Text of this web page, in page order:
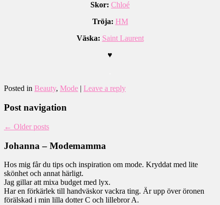
Skor: Chloé
Tröja: HM
Väska: Saint Laurent
♥
Posted in Beauty, Mode | Leave a reply
Post navigation
← Older posts
Johanna – Modemamma
Hos mig får du tips och inspiration om mode. Kryddat med lite
skönhet och annat härligt.
Jag gillar att mixa budget med lyx.
Har en förkärlek till handväskor vackra ting. Är upp över öronen
förälskad i min lilla dotter C och lillebror A.